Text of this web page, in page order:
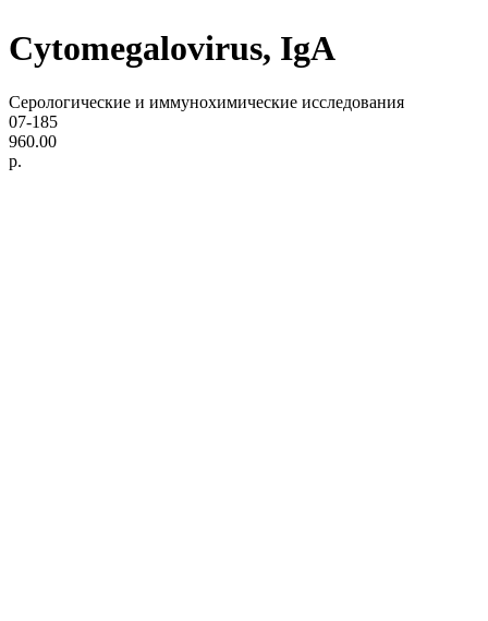
Cytomegalovirus, IgA
Серологические и иммунохимические исследования
07-185
960.00
р.